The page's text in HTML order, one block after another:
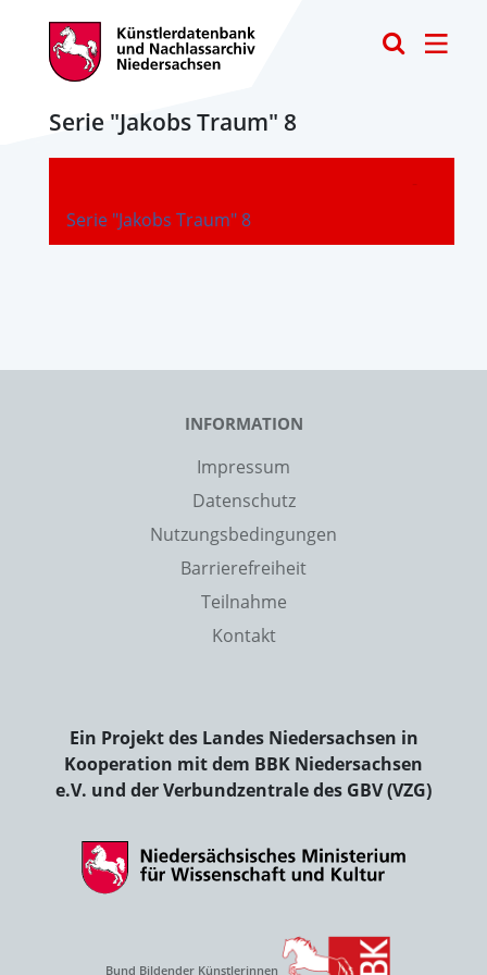
Serie "Jakobs Traum" 8
Serie "Jakobs Traum" 8
-
INFORMATION
Impressum
Datenschutz
Nutzungsbedingungen
Barrierefreiheit
Teilnahme
Kontakt
Ein Projekt des Landes Niedersachsen in
Kooperation mit dem BBK Niedersachsen
e.V. und der Verbundzentrale des GBV (VZG)
Bund Bildender Künstlerinnen